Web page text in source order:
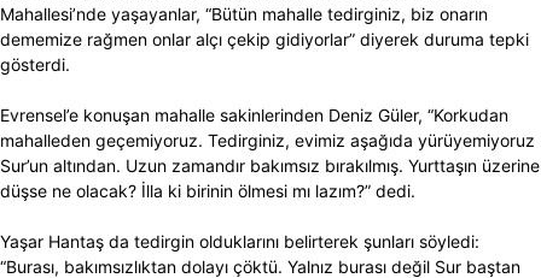
Mahallesi’nde yaşayanlar, “Bütün mahalle tedirginiz, biz onarın
dememize rağmen onlar alçı çekip gidiyorlar” diyerek duruma tepki
gösterdi.
Evrensel’e konuşan mahalle sakinlerinden Deniz Güler, “Korkudan
mahalleden geçemiyoruz. Tedirginiz, evimiz aşağıda yürüyemiyoruz
Sur’un altından. Uzun zamandır bakımsız bırakılmış. Yurttaşın üzerine
düşse ne olacak? İlla ki birinin ölmesi mı lazım?” dedi.
Yaşar Hantaş da tedirgin olduklarını belirterek şunları söyledi:
“Burası, bakımsızlıktan dolayı çöktü. Yalnız burası değil Sur baştan